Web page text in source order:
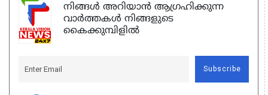
നിങ്ങൾ അറിയാൻ ആഗ്രഹിക്കുന്ന
വാർത്തകൾ നിങ്ങളുടെ
കൈക്കുമ്പിളിൽ
Subscribe